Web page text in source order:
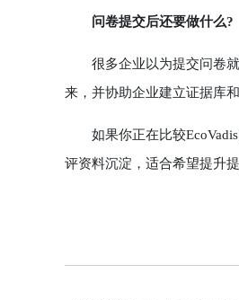
问卷提交后还要做什么?
很多企业以为提交问卷就
来，并协助企业建立证据库
如果你正在比较EcoVadis
评资料沉淀，适合希望提升